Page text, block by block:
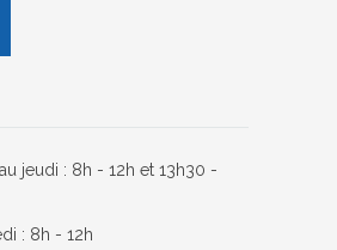
jeudi : 8h - 12h et 13h30 -
: 8h - 12h